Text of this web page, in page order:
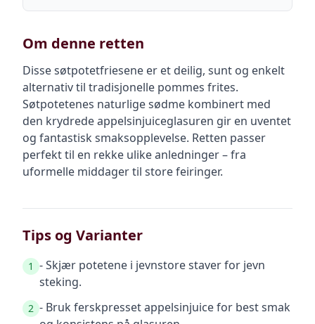
Om denne retten
Disse søtpotetfriesene er et deilig, sunt og enkelt
alternativ til tradisjonelle pommes frites.
Søtpotetenes naturlige sødme kombinert med
den krydrede appelsinjuiceglasuren gir en uventet
og fantastisk smaksopplevelse. Retten passer
perfekt til en rekke ulike anledninger – fra
uformelle middager til store feiringer.
Tips og Varianter
1 - Skjær potetene i jevnstore staver for jevn
steking.
2 - Bruk ferskpresset appelsinjuice for best smak